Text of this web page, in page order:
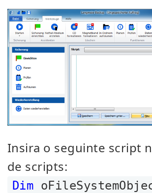
Insira o seguinte script
de scripts:
Dim